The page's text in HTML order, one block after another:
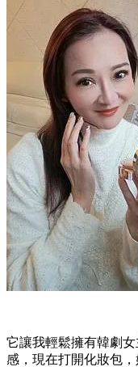
它讓我輕鬆擁有韓劇
感，現在打開化妝包